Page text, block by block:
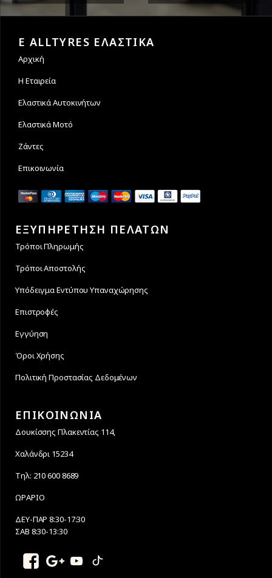
E ALLTYRES ΕΛΑΣΤΙΚΑ
Αρχική
Η Εταιρεία
Ελαστικά Αυτοκινήτων
Ελαστικά Μοτό
Ζάντες
Επικοινωνία
ΕΞΥΠΗΡΕΤΗΣΗ ΠΕΛΑΤΩΝ
Τρόποι Πληρωμής
Τρόποι Αποστολής
Υπόδειγμα Εντύπου Υπαναχώρησης
Επιστροφές
Εγγύηση
Όροι Χρήσης
Πολιτική Προστασίας Δεδομένων
ΕΠΙΚΟΙΝΩΝΙΑ
Δουκίσσης Πλακεντίας 114,
Χαλάνδρι 15234
Τηλ: 210 600 8689
ΩΡΑΡΙΟ
ΔΕΥ-ΠΑΡ 8:30-17:30
ΣΑΒ 8:30-13:30